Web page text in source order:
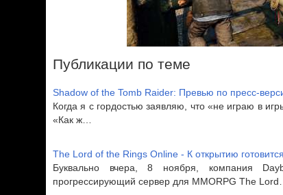
Публикации по теме
Shadow of the Tomb Raider: Превью по пресс-
Когда я с гордостью заявляю, что «не играю в
«Как ж…
The Lord of the Rings Online - К открытию
Буквально вчера, 8 ноября, компания
прогрессирующий сервер для MMORPG The Lord…